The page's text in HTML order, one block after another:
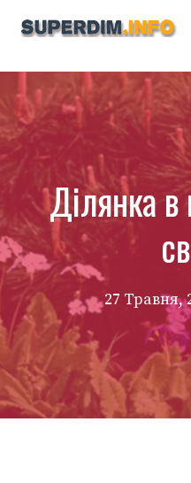
Ділянка
27 Травня,